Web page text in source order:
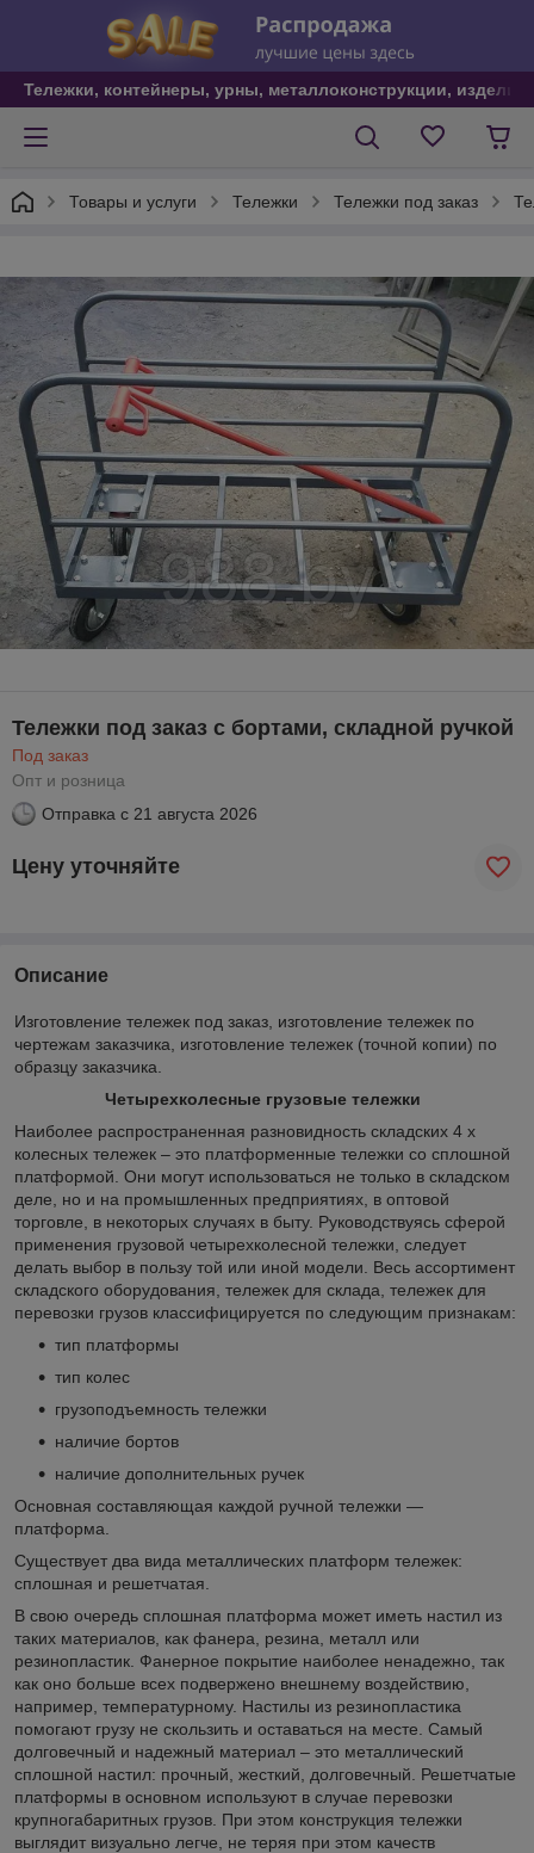
Тележки, контейнеры, урны, металлоконструкции,
Товары и услуги Тележки Тележки под заказ
Тележки под заказ с бортами, складной ручкой
Под заказ
Опт и розница
Отправка с 21 августа 2026
Цену уточняйте
Описание
Изготовление тележек под заказ, изготовление тележек по
чертежам заказчика, изготовление тележек (точной копии) по
образцу заказчика.
Четырехколесные грузовые тележки
Наиболее распространенная разновидность складских 4 х
колесных тележек – это платформенные тележки со сплошной
платформой. Они могут использоваться не только в складском
деле, но и на промышленных предприятиях, в оптовой
торговле, в некоторых случаях в быту. Руководствуясь сферой
применения грузовой четырехколесной тележки, следует
делать выбор в пользу той или иной модели. Весь ассортимент
складского оборудования, тележек для склада, тележек для
перевозки грузов классифицируется по следующим признакам:
тип платформы
тип колес
грузоподъемность тележки
наличие бортов
наличие дополнительных ручек
Основная составляющая каждой ручной тележки ―
платформа.
Существует два вида металлических платформ тележек:
сплошная и решетчатая.
В свою очередь сплошная платформа может иметь настил из
таких материалов, как фанера, резина, металл или
резинопластик. Фанерное покрытие наиболее ненадежно, так
как оно больше всех подвержено внешнему воздействию,
например, температурному. Настилы из резинопластика
помогают грузу не скользить и оставаться на месте. Самый
долговечный и надежный материал – это металлический
сплошной настил: прочный, жесткий, долговечный. Решетчатые
платформы в основном используют в случае перевозки
крупногабаритных грузов. При этом конструкция тележки
выглядит визуально легче, не теряя при этом качеств